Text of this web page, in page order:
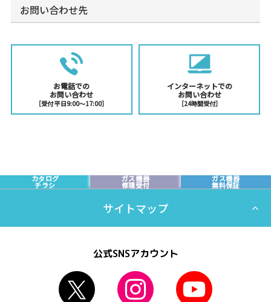
お問い合わせ先
お電話での
お問い合わせ
［受付 平日9:00〜17:00］
インターネットでの
お問い合わせ
［24時間受付］
カタログ
チラシ
ガス機器
修理受付
ガス機器
無料保証
サイトマップ
公式SNSアカウント